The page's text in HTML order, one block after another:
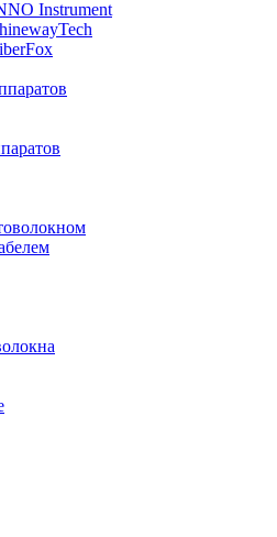
Instrument